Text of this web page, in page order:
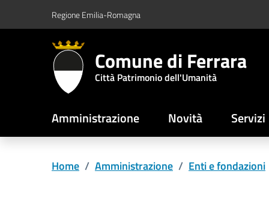
Vai al contenuto principale
Vai al footerRegione Emilia-Romagna
Comune di Ferrara
Città Patrimonio dell'Umanità
Amministrazione Novità Servizi
Home / Amministrazione / Enti e fondazioni